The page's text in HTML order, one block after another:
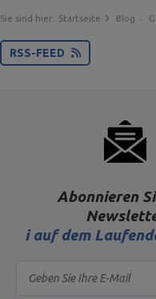
Sie sind hier: Startseite Blog
RSS-FEED
Abonnieren
iauf dem